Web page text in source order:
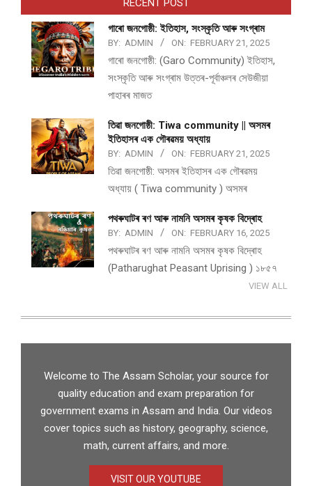
RECENT POST
গাৰো জনগোষ্ঠী: ইতিহাস, সংস্কৃতি আৰু সংগ্ৰাম
BY: ADMIN ON: FEBRUARY 21, 2025
গাৰো জনগোষ্ঠী: (Garo Community) ইতিহাস,
সংস্কৃতি আৰু সংগ্ৰাম উত্তৰ-পূৰ্বাঞ্চলৰ সেউজীয়া
পাহাৰৰ মাজত
তিৱা জনগোষ্ঠী: Tiwa community || অসমৰ
ইতিহাসৰ এক গৌৰৱময় অধ্যায়
BY: ADMIN ON: FEBRUARY 21, 2025
তিৱা জনগোষ্ঠী: অসমৰ ইতিহাসৰ এক গৌৰৱময়
অধ্যায় ( Tiwa community ) অসমৰ
পথ​ৰুঘাট​ৰ ৰণ আৰু নামনি অসম​ৰ কৃষক বিদ্ৰোহ​
BY: ADMIN ON: FEBRUARY 16, 2025
পথ​ৰুঘাট​ৰ ৰণ আৰু নামনি অসম​ৰ কৃষক বিদ্ৰোহ​
(Patharughat Peasant Uprising ) ১৮৫৭
VIEW ALL
Welcome to The Assam Scholar, your source for
quality education and exam preparation for
government exams in Assam and India. Our videos
cover topics such as history, geography, science,
math, current affairs, and more.
VISIT OUR YOUTUBE